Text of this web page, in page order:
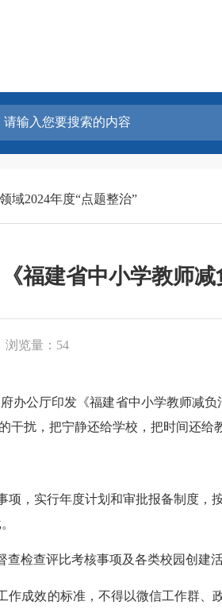
域2024年度“点题整治”
《福建省中小学教师
浏览量： 54
公厅印发《福建省中小学教师减负
干扰，把宁静还给学校，把时间还
，实行年度计划和审批报备制度，
检查评比考核事项及各类校园创建活
成效的标准，不得以微信工作群、